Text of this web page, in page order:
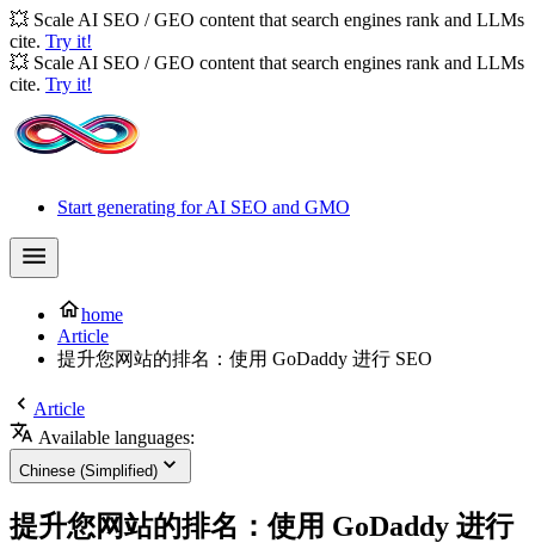
💥 Scale AI SEO / GEO content that search engines rank and LLMs
cite. Try it!
💥 Scale AI SEO / GEO content that search engines rank and LLMs
cite. Try it!
Start generating for AI SEO and GMO
home
Article
提升您网站的排名：使用 GoDaddy 进行 SEO
Article
Available languages:
Chinese (Simplified)
提升您网站的排名：使用 GoDaddy 进行